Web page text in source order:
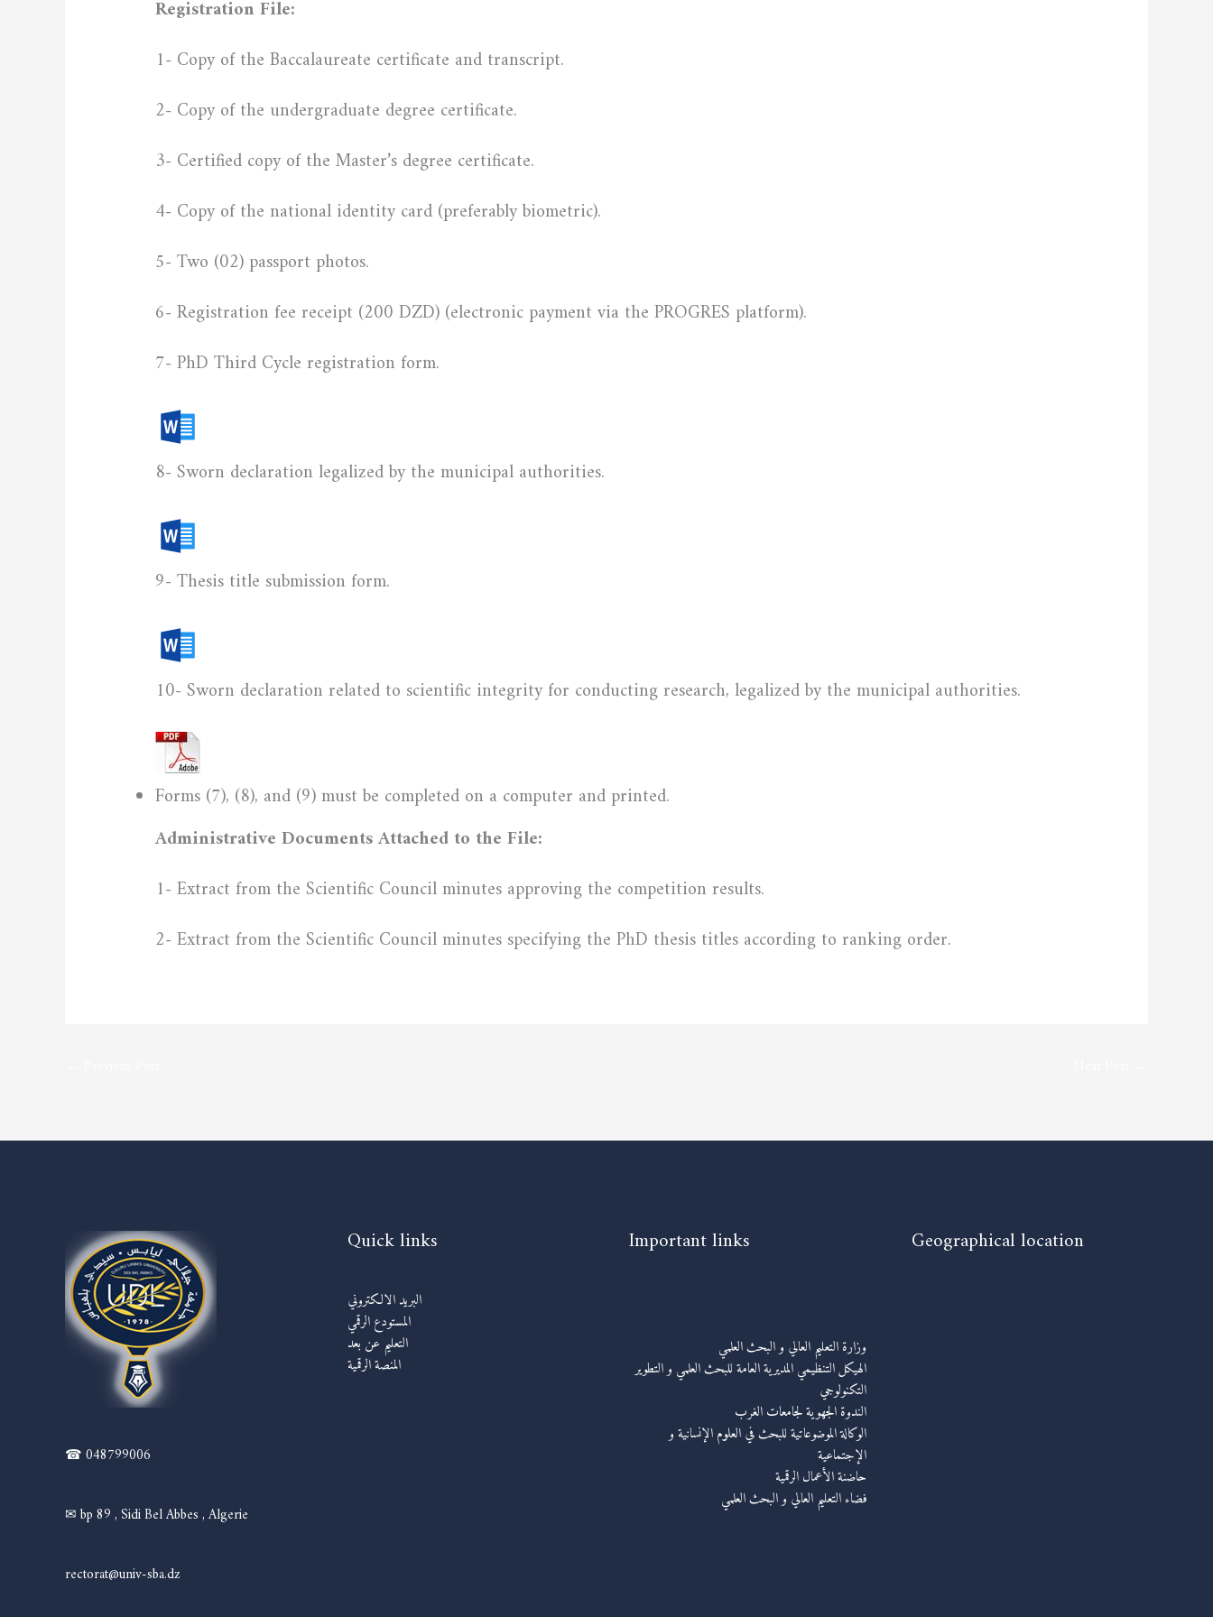
Registration File:
1- Copy of the Baccalaureate certificate and transcript.
2- Copy of the undergraduate degree certificate.
3- Certified copy of the Master’s degree certificate.
4- Copy of the national identity card (preferably biometric).
5- Two (02) passport photos.
6- Registration fee receipt (200 DZD) (electronic payment via the PROGRES platform).
7- PhD Third Cycle registration form.
8- Sworn declaration legalized by the municipal authorities.
9- Thesis title submission form.
10- Sworn declaration related to scientific integrity for conducting research, legalized by the municipal authorities.
Forms (7), (8), and (9) must be completed on a computer and printed.
Administrative Documents Attached to the File:
1- Extract from the Scientific Council minutes approving the competition results.
2- Extract from the Scientific Council minutes specifying the PhD thesis titles according to ranking order.
☎ 048799006
✉ bp 89 , Sidi Bel Abbes , Algerie
rectorat@univ-sba.dz
Quick links
البريد الالكتروني
المستودع الرقمي
التعليم عن بعد
المنصة الرقمية
Important links
وزارة التعليم العالي و البحث العلمي
الهيكل التنظيمي المديرية العامة للبحث العلمي و التطوير
التكنولوجي
الندوة الجهوية لجامعات الغرب
الوكالة الموضوعاتية للبحث في العلوم الإنسانية و
الإجتماعية
حاضنة الأعمال الرقمية
فضاء التعليم العالي و البحث العلمي
Geographical location